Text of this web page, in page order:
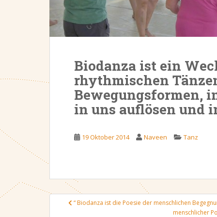
Biodanza ist ein
rhythmischen
Bewegungsformen,
in uns auflösen und
19 Oktober 2014 Naveen Tanz
Beitrags-
“ Biodanza ist die Poesie der menschlichen
menschlicher